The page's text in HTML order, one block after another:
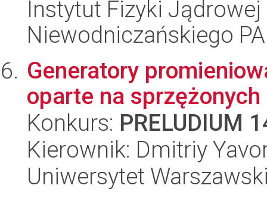
Instytut Fizyki
Niewodniczańskiego
Generatory
oparte na
Konkurs: PRELUDIUM
Kierownik: Dmitriy
Uniwersytet